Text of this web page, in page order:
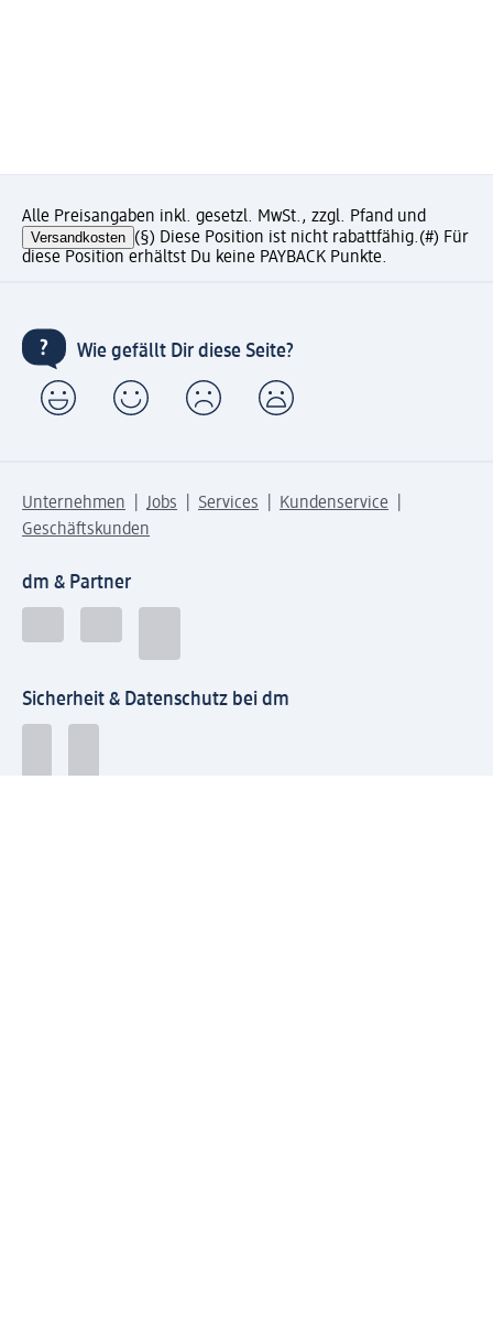
Alle Preisangaben inkl. gesetzl. MwSt., zzgl. Pfand und
Versandkosten (§) Diese Position ist nicht rabattfähig.(#) Für
diese Position erhältst Du keine PAYBACK Punkte.
Wie gefällt Dir diese Seite?
Unternehmen Jobs Services
Kundenservice
Geschäftskunden
dm & Partner
Sicherheit & Datenschutz bei dm